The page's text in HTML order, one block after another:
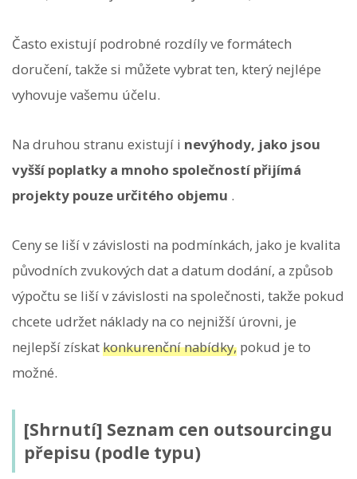
Často existují podrobné rozdíly ve formátech
doručení, takže si můžete vybrat ten, který nejlépe
vyhovuje vašemu účelu.
Na druhou stranu existují i ​​nevýhody, jako jsou
vyšší poplatky a mnoho společností přijímá
projekty pouze určitého objemu .
Ceny se liší v závislosti na podmínkách, jako je kvalita
původních zvukových dat a datum dodání, a způsob
výpočtu se liší v závislosti na společnosti, takže pokud
chcete udržet náklady na co nejnižší úrovni, je
nejlepší získatkonkurenční nabídky, pokud je to
možné.
[Shrnutí] Seznam cen outsourcingu
přepisu (podle typu)